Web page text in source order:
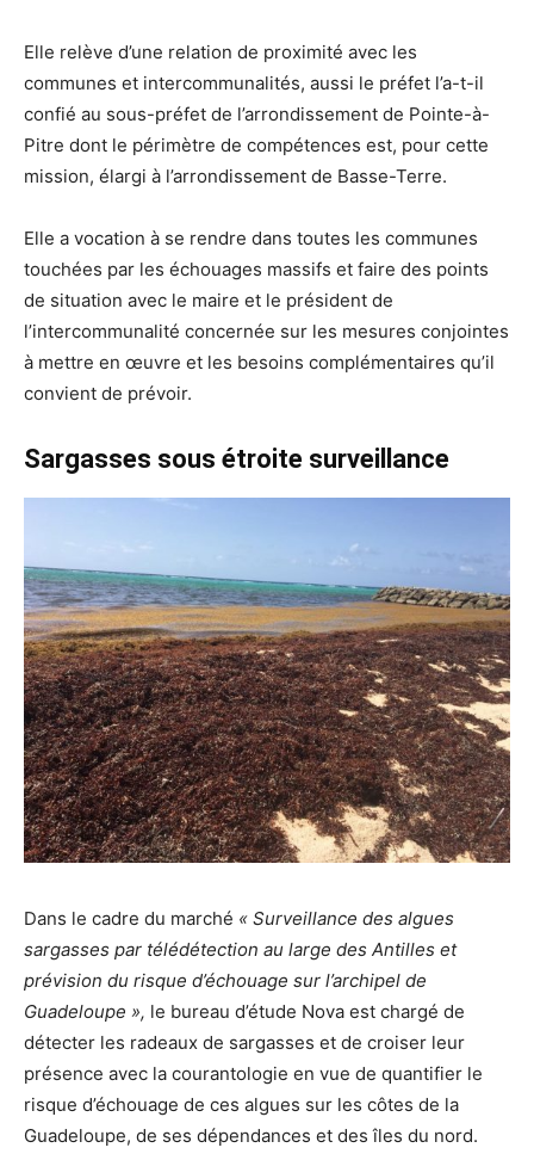
Elle relève d’une relation de proximité avec les
communes et intercommunalités, aussi le préfet l’a-t-il
confié au sous-préfet de l’arrondissement de Pointe-à-
Pitre dont le périmètre de compétences est, pour cette
mission, élargi à l’arrondissement de Basse-Terre.
Elle a vocation à se rendre dans toutes les communes
touchées par les échouages massifs et faire des points
de situation avec le maire et le président de
l’intercommunalité concernée sur les mesures conjointes
à mettre en œuvre et les besoins complémentaires qu’il
convient de prévoir.
Sargasses sous étroite surveillance
Dans le cadre du marché « Surveillance des algues
sargasses par télédétection au large des Antilles et
prévision du risque d’échouage sur l’archipel de
Guadeloupe », le bureau d’étude Nova est chargé de
détecter les radeaux de sargasses et de croiser leur
présence avec la courantologie en vue de quantifier le
risque d’échouage de ces algues sur les côtes de la
Guadeloupe, de ses dépendances et des îles du nord.